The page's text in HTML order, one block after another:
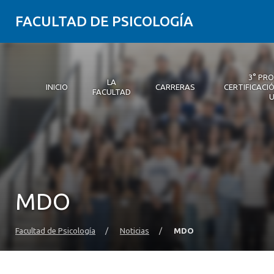
FACULTAD DE PSICOLOGÍA
INICIO
Inicio
LA
FACULTAD
La Facultad
CARRERAS
Carreras
3°
3° Proceso de Certificación | Psicología UDD
Postgrados y Educación Continua
Investigación
Vinculación con el medio
Alumni Psicología UDD
Servicio de Psicología Integral
MDO
Facultad de Psicología / Noticias / MDO